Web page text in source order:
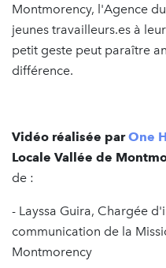
Montmorency, l'Agence
jeunes travailleurs.es à
petit geste peut paraître
différence.
Vidéo réalisée parOne
Locale Vallée de
de :
- Layssa Guira, Chargée
communication de la
Montmorency